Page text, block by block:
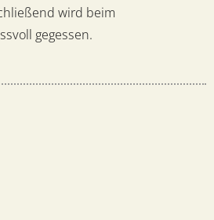
wird beim
gegessen.